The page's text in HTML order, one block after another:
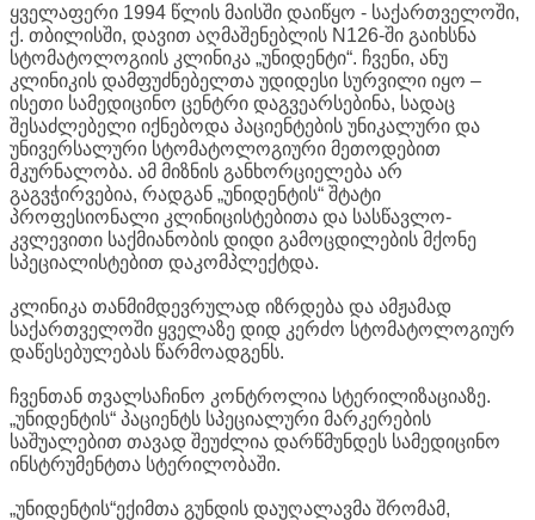
ყველაფერი 1994 წლის მაისში დაიწყო - საქართველოში,
ქ. თბილისში, დავით აღმაშენებლის N126-ში გაიხსნა
სტომატოლოგიის კლინიკა „უნიდენტი“. ჩვენი, ანუ
კლინიკის დამფუძნებელთა უდიდესი სურვილი იყო –
ისეთი სამედიცინო ცენტრი დაგვეარსებინა, სადაც
შესაძლებელი იქნებოდა პაციენტების უნიკალური და
უნივერსალური სტომატოლოგიური მეთოდებით
მკურნალობა. ამ მიზნის განხორციელება არ
გაგვჭირვებია, რადგან „უნიდენტის“ შტატი
პროფესიონალი კლინიცისტებითა და სასწავლო-
კვლევითი საქმიანობის დიდი გამოცდილების მქონე
სპეციალისტებით დაკომპლექტდა.
კლინიკა თანმიმდევრულად იზრდება და ამჟამად
საქართველოში ყველაზე დიდ კერძო სტომატოლოგიურ
დაწესებულებას წარმოადგენს.
ჩვენთან თვალსაჩინო კონტროლია სტერილიზაციაზე.
„უნიდენტის“ პაციენტს სპეციალური მარკერების
საშუალებით თავად შეუძლია დარწმუნდეს სამედიცინო
ინსტრუმენტთა სტერილობაში.
„უნიდენტის“ექიმთა გუნდის დაუღალავმა შრომამ,